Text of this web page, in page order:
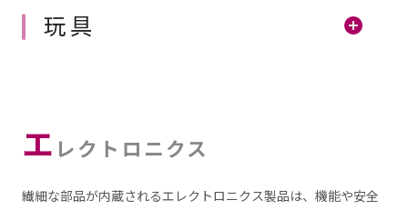
玩具
エ レクトロニクス
繊細な部品が内蔵されるエレクトロニクス製品は、機能や安全